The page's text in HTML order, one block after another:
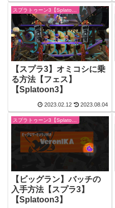
スプラトゥーン3【Splatoon3】
【スプラ3】オミコシに乗
る方法【フェス】
【Splatoon3】
2023.02.12 2023.08.04
【ビッグラン】バッチの
入手方法【スプラ3】
【Splatoon3】